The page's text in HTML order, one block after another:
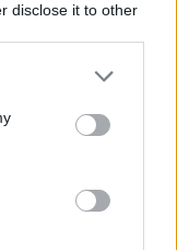
disclose it to other